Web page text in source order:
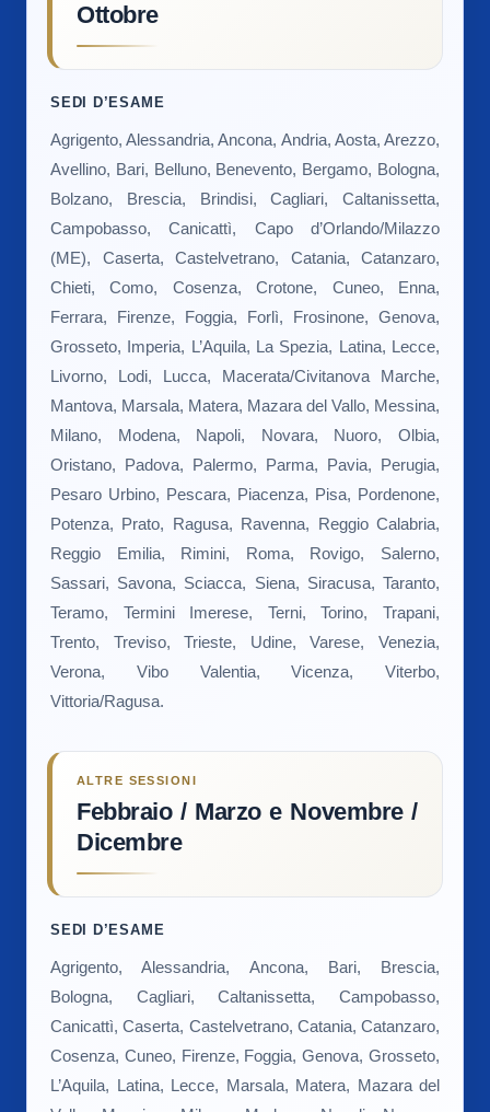
Ottobre
SEDI D’ESAME
Agrigento, Alessandria, Ancona, Andria, Aosta, Arezzo,
Avellino, Bari, Belluno, Benevento, Bergamo, Bologna,
Bolzano, Brescia, Brindisi, Cagliari, Caltanissetta,
Campobasso, Canicattì, Capo d’Orlando/Milazzo
(ME), Caserta, Castelvetrano, Catania, Catanzaro,
Chieti, Como, Cosenza, Crotone, Cuneo, Enna,
Ferrara, Firenze, Foggia, Forlì, Frosinone, Genova,
Grosseto, Imperia, L’Aquila, La Spezia, Latina, Lecce,
Livorno, Lodi, Lucca, Macerata/Civitanova Marche,
Mantova, Marsala, Matera, Mazara del Vallo, Messina,
Milano, Modena, Napoli, Novara, Nuoro, Olbia,
Oristano, Padova, Palermo, Parma, Pavia, Perugia,
Pesaro Urbino, Pescara, Piacenza, Pisa, Pordenone,
Potenza, Prato, Ragusa, Ravenna, Reggio Calabria,
Reggio Emilia, Rimini, Roma, Rovigo, Salerno,
Sassari, Savona, Sciacca, Siena, Siracusa, Taranto,
Teramo, Termini Imerese, Terni, Torino, Trapani,
Trento, Treviso, Trieste, Udine, Varese, Venezia,
Verona, Vibo Valentia, Vicenza, Viterbo,
Vittoria/Ragusa.
ALTRE SESSIONI
Febbraio / Marzo e Novembre /
Dicembre
SEDI D’ESAME
Agrigento, Alessandria, Ancona, Bari, Brescia,
Bologna, Cagliari, Caltanissetta, Campobasso,
Canicattì, Caserta, Castelvetrano, Catania, Catanzaro,
Cosenza, Cuneo, Firenze, Foggia, Genova, Grosseto,
L’Aquila, Latina, Lecce, Marsala, Matera, Mazara del